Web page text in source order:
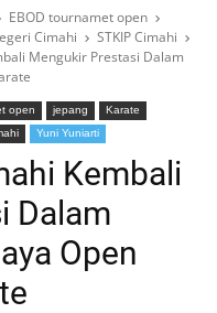
EBOD tournamet open
Cimahi
STKIP Cimahi
Mengukir Prestasi Dalam
open jepang
Karate
Yuni Yuniarti
Kembali
Dalam
Open